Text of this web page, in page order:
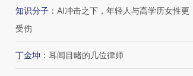
知识分子 ： AI冲击之下，年轻人与高学历女性更
受伤
丁金坤 ： 耳闻目睹的几位律师